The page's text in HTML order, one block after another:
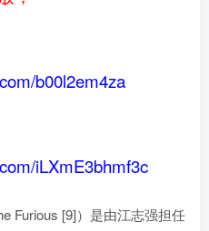
b00l2em4za
iLXmE3bhmf3c
Furious [9]）是由江志强担任